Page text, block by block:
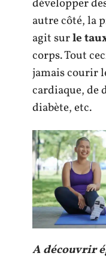
développer
autre côté, la
agit surle
corps. Tout
jamais courir
cardiaque, de
diabète, etc.
A découvrir